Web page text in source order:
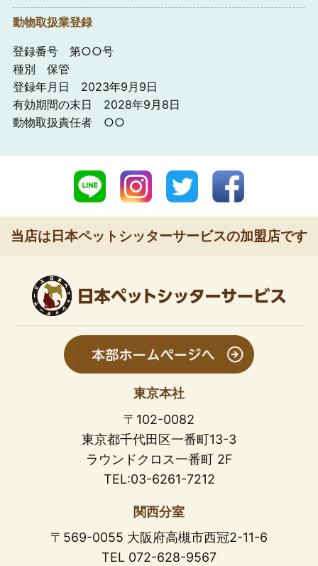
動物取扱業登録
登録番号 第○○号
種別 保管
登録年月日 2023年9月9日
有効期間の末日 2028年9月8日
動物取扱責任者 ○○
当店は日本ペットシッターサービスの加盟店です
東京本社
〒102-0082
東京都千代田区一番町13-3
ラウンドクロス一番町 2F
TEL:03-6261-7212
関西分室
〒569-0055 大阪府高槻市西冠2-11-6
TEL 072-628-9567